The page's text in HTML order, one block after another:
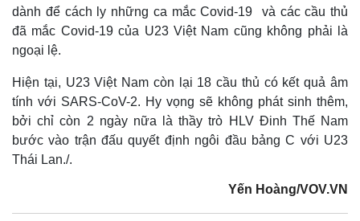
dành để cách ly những ca mắc Covid-19 và các cầu thủ
đã mắc Covid-19 của U23 Việt Nam cũng không phải là
ngoại lệ.
Hiện tại, U23 Việt Nam còn lại 18 cầu thủ có kết quả âm
tính với SARS-CoV-2. Hy vọng sẽ không phát sinh thêm,
bởi chỉ còn 2 ngày nữa là thầy trò HLV Đinh Thế Nam
bước vào trận đấu quyết định ngôi đầu bảng C với U23
Thái Lan./.
Yến Hoàng/VOV.VN